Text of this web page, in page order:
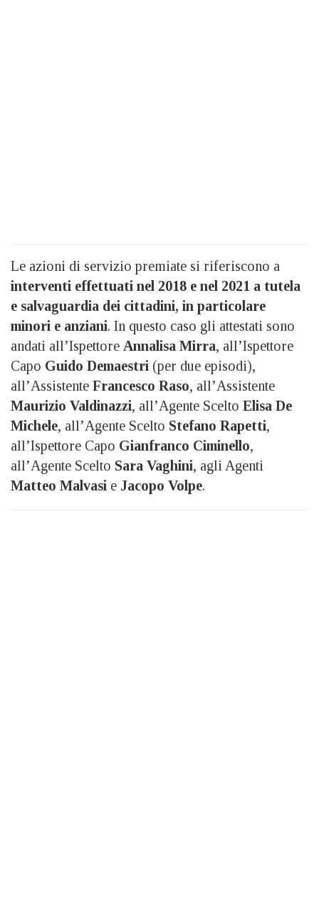
Le azioni di servizio premiate si riferiscono a
interventi effettuati nel 2018 e nel 2021 a tutela
e salvaguardia dei cittadini, in particolare
minori e anziani. In questo caso gli attestati sono
andati all’Ispettore Annalisa Mirra, all’Ispettore
Capo Guido Demaestri (per due episodi),
all’Assistente Francesco Raso, all’Assistente
Maurizio Valdinazzi, all’Agente Scelto Elisa De
Michele, all’Agente Scelto Stefano Rapetti,
all’Ispettore Capo Gianfranco Ciminello,
all’Agente Scelto Sara Vaghini, agli Agenti
Matteo Malvasi e Jacopo Volpe.